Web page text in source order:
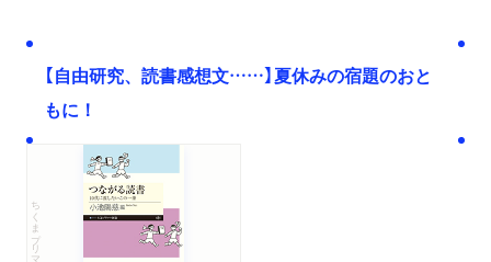
【自由研究、読書感想文……】夏休みの宿題のおと
もに！
ちくまプリマー新書